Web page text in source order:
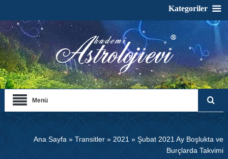
Menü
Ana Sayfa »Transitler » 2021 »Şubat 2021 Ay Boşlukta ve
Burçlarda Takvimi
Kategoriler